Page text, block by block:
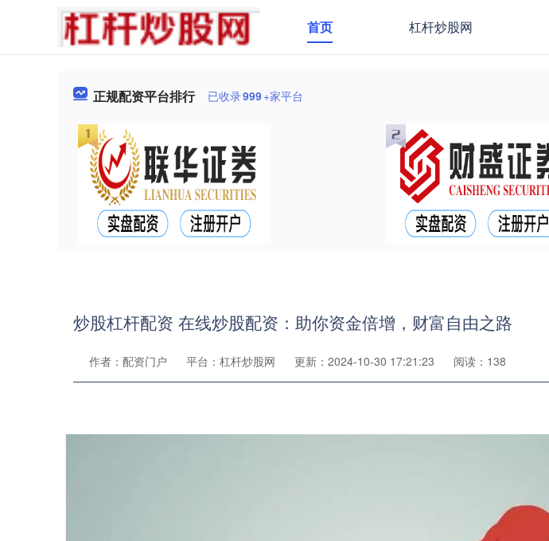
首页 杠杆炒股网
正规配资平台排行 已收录999+家平台
炒股杠杆配资 在线炒股配资：助你资金倍增，财富自由之路
作者：配资门户 平台：杠杆炒股网 更新：2024-10-30 17:21:23 阅读：138